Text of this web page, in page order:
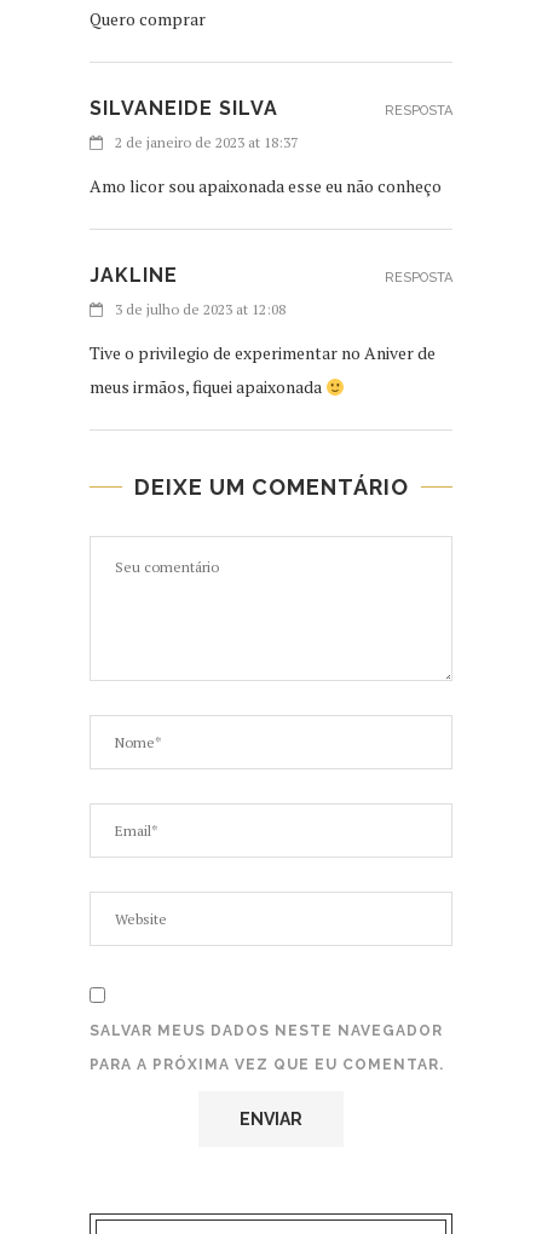
Quero comprar
SILVANEIDE SILVA
2 de janeiro de 2023 at 18:37
Amo licor sou apaixonada esse eu não conheço
RESPOSTA
JAKLINE
3 de julho de 2023 at 12:08
Tive o privilegio de experimentar no Aniver de
meus irmãos, fiquei apaixonada
RESPOSTA
DEIXE UM COMENTÁRIO
SALVAR MEUS DADOS NESTE NAVEGADOR
PARA A PRÓXIMA VEZ QUE EU COMENTAR.